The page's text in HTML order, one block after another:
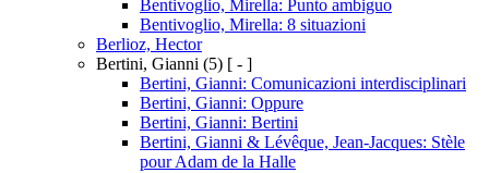
Bentivoglio, Mirella: Punto ambiguo
Bentivoglio, Mirella: 8 situazioni
Berlioz, Hector
Bertini, Gianni (5) [ - ]
Bertini, Gianni: Comunicazioni interdisciplinari
Bertini, Gianni: Oppure
Bertini, Gianni: Bertini
Bertini, Gianni & Lévêque, Jean-Jacques: Stèle
pour Adam de la Halle